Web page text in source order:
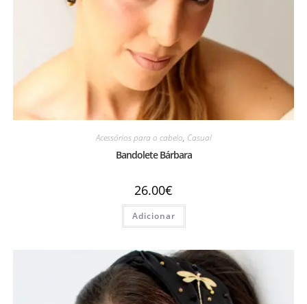
Acessórios para o cabelo, Casual
Bandolete Bárbara
26.00€
Adicionar